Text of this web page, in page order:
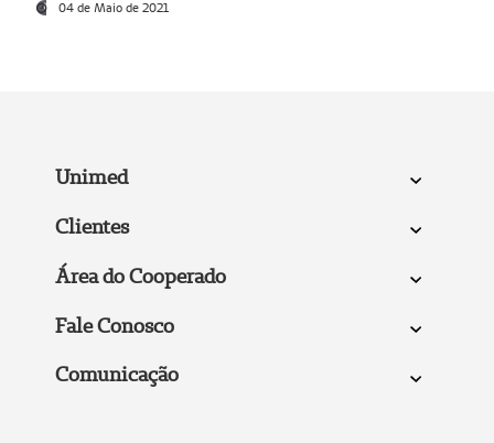
04 de Maio de 2021
Unimed
Clientes
Área do Cooperado
Fale Conosco
Comunicação